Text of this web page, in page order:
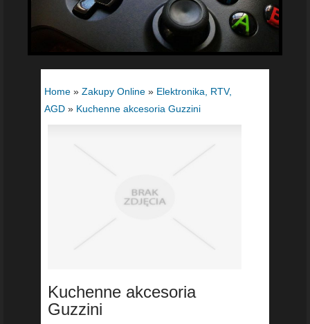
Home » Zakupy Online » Elektronika, RTV,
AGD » Kuchenne akcesoria Guzzini
Kuchenne akcesoria
Guzzini